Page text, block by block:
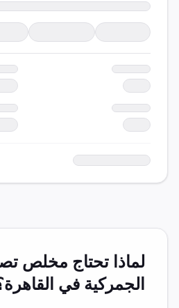
لماذا تحتاج مخلص
الجمركية في القاهرة